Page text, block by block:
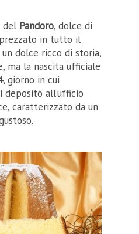
del Pandoro, dolce di
in tutto il
un dolce ricco di storia,
ma la nascita ufficiale
giorno in cui
all’ufficio
caratterizzato da un